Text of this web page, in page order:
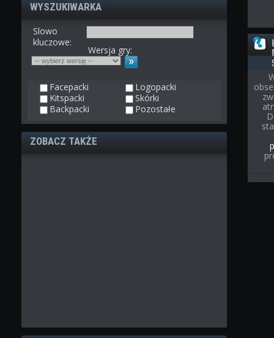
WYSZUKIWARKA
Slowo
kluczowe:
Wersja gry:
Facepacki
Logopacki
Kitspacki
Skórki
Backpacki
Pozostałe
ZOBACZ TAKŻE